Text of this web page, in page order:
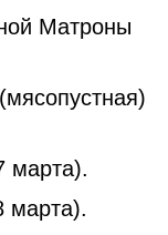
Матроны
марта).
марта).